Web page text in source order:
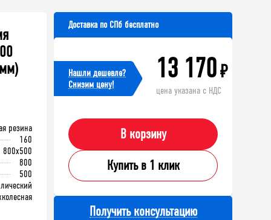
резина
160
800x500
800
500
Доставка по СПб бесплатно
Нашли дешевле?
Cнизим цену!
13 170₽
цена указана с НДС
В корзину
Купить в 1 клик
Получить консультацию